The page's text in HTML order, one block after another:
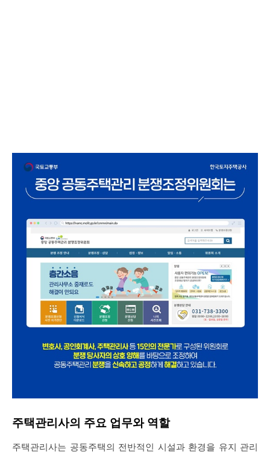
주택관리사의 주요 업무와 역할
주택관리사는 공동주택의 전반적인 시설과 환경을 유지 관리